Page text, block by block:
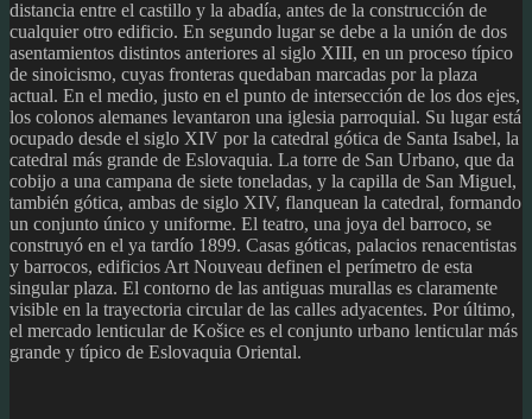
distancia entre el castillo y la abadía, antes de la construcción de
cualquier otro edificio. En segundo lugar se debe a la unión de dos
asentamientos distintos anteriores al siglo XIII, en un proceso típico
de sinoicismo, cuyas fronteras quedaban marcadas por la plaza
actual. En el medio, justo en el punto de intersección de los dos ejes,
los colonos alemanes levantaron una iglesia parroquial. Su lugar está
ocupado desde el siglo XIV por la catedral gótica de Santa Isabel, la
catedral más grande de Eslovaquia. La torre de San Urbano, que da
cobijo a una campana de siete toneladas, y la capilla de San Miguel,
también gótica, ambas de siglo XIV, flanquean la catedral, formando
un conjunto único y uniforme. El teatro, una joya del barroco, se
construyó en el ya tardío 1899. Casas góticas, palacios renacentistas
y barrocos, edificios Art Nouveau definen el perímetro de esta
singular plaza. El contorno de las antiguas murallas es claramente
visible en la trayectoria circular de las calles adyacentes. Por último,
el mercado lenticular de Košice es el conjunto urbano lenticular más
grande y típico de Eslovaquia Oriental.